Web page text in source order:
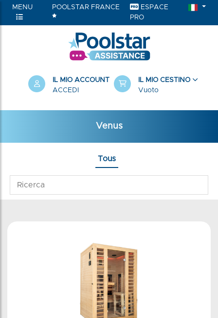
MENU POOLSTAR FRANCE
ESPACE
PRO
IL MIO ACCOUNT
ACCEDI
IL MIO CESTINO
Vuoto
Venus
Tous